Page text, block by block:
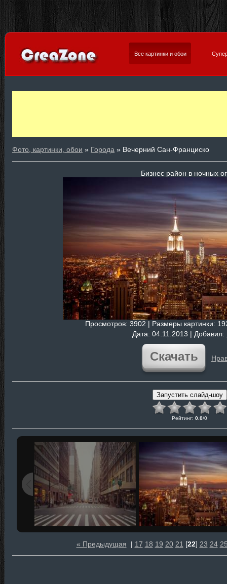
Все картинки и обои
Фото, картинки, обои » Города » Вечерний Сан-Франциско
Бизнес район в ночных
Просмотров: 3902 | Размеры картинки:
Дата: 04.11.2013 | Добавил:
Скачать
Рейтинг: 0.0/0
« Предыдущая | 17 18 19 20 21 [22] 23 24